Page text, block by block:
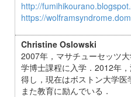
http://
https://
Christine Oslowski
2007年，マサチューセッツ
学博士課程に入学．2012年
得し，現在はボストン大学医
また教育に励んでいる．